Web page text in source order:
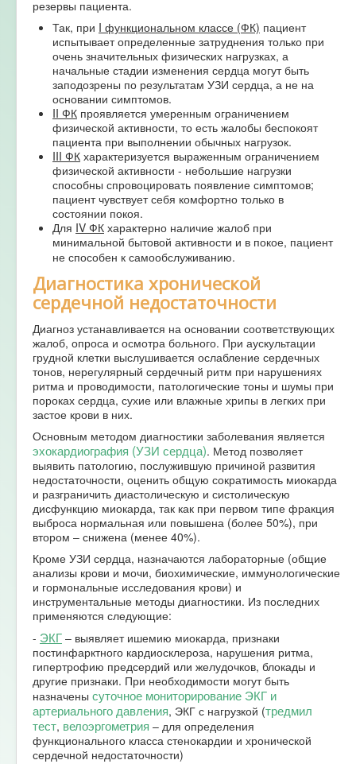
резервы пациента.
Так, при I функциональном классе (ФК) пациент
испытывает определенные затруднения только при
очень значительных физических нагрузках, а
начальные стадии изменения сердца могут быть
заподозрены по результатам УЗИ сердца, а не на
основании симптомов.
II ФК проявляется умеренным ограничением
физической активности, то есть жалобы беспокоят
пациента при выполнении обычных нагрузок.
III ФК характеризуется выраженным ограничением
физической активности - небольшие нагрузки
способны спровоцировать появление симптомов;
пациент чувствует себя комфортно только в
состоянии покоя.
Для IV ФК характерно наличие жалоб при
минимальной бытовой активности и в покое, пациент
не способен к самообслуживанию.
Диагностика хронической
сердечной недостаточности
Диагноз устанавливается на основании соответствующих
жалоб, опроса и осмотра больного. При аускультации
грудной клетки выслушивается ослабление сердечных
тонов, нерегулярный сердечный ритм при нарушениях
ритма и проводимости, патологические тоны и шумы при
пороках сердца, сухие или влажные хрипы в легких при
застое крови в них.
Основным методом диагностики заболевания является
эхокардиография (УЗИ сердца). Метод позволяет
выявить патологию, послужившую причиной развития
недостаточности, оценить общую сократимость миокарда
и разграничить диастолическую и систолическую
дисфункцию миокарда, так как при первом типе фракция
выброса нормальная или повышена (более 50%), при
втором – снижена (менее 40%).
Кроме УЗИ сердца, назначаются лабораторные (общие
анализы крови и мочи, биохимические, иммунологические
и гормональные исследования крови) и
инструментальные методы диагностики. Из последних
применяются следующие:
- ЭКГ – выявляет ишемию миокарда, признаки
постинфарктного кардиосклероза, нарушения ритма,
гипертрофию предсердий или желудочков, блокады и
другие признаки. При необходимости могут быть
назначены суточное мониторирование ЭКГ и
артериального давления, ЭКГ с нагрузкой (тредмил
тест, велоэргометрия – для определения
функционального класса стенокардии и хронической
сердечной недостаточности)